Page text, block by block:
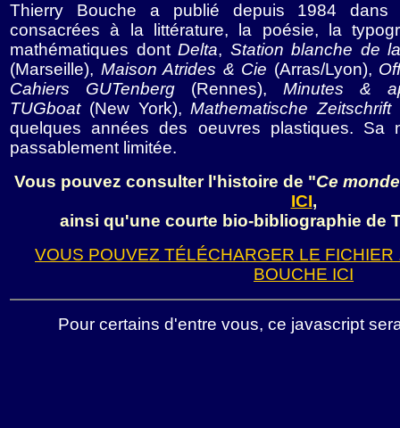
Thierry Bouche a publié depuis 1984 dans
consacrées à la littérature, la poésie, la
mathématiques dontDelta, Station blanche de
(Marseille), Maison Atrides & Cie (Arras/Lyon),
Cahiers GUTenberg (Rennes), Minutes &
TUGboat(New York),Mathematische Zeitschrift
quelques années des oeuvres plastiques. Sa
passablement limitée.
Vous pouvez consulter l'histoire de "Ce
ICI,
ainsi qu'une courte bio-bibliographie de
VOUS POUVEZ TÉLÉCHARGER LE FICHIER
BOUCHE ICI
Pour certains d'entre vous, ce javascript